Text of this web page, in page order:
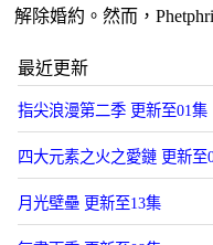
解除婚約。然而，
最近更新
指尖浪漫第二季 更新至01集
四大元素之火之愛鏈 更新至
月光壁壘 更新至13集